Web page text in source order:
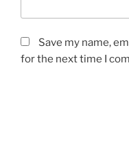
Save my name,
for the next time I